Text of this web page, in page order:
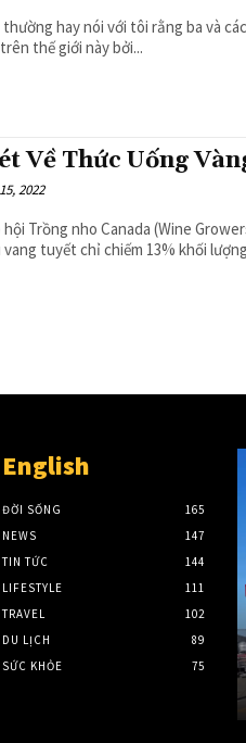
hay nói với tôi rằng ba và
thế giới này bởi...
Về Thức Uống
2022
Trồng nho Canada (Wine
vang tuyết chỉ chiếm 13% khối
English
ĐỜI SỐNG
165
NEWS
147
TIN TỨC
144
LIFESTYLE
111
TRAVEL
102
DU LỊCH
89
SỨC KHỎE
75